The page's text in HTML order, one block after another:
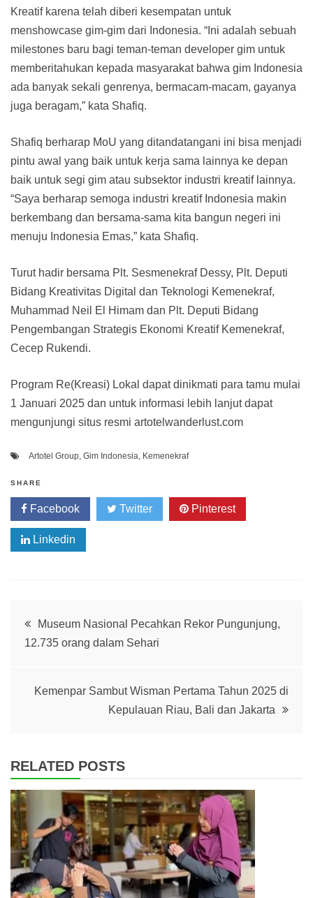
Kreatif karena telah diberi kesempatan untuk
menshowcase gim-gim dari Indonesia. “Ini adalah sebuah
milestones baru bagi teman-teman developer gim untuk
memberitahukan kepada masyarakat bahwa gim Indonesia
ada banyak sekali genrenya, bermacam-macam, gayanya
juga beragam,” kata Shafiq.
Shafiq berharap MoU yang ditandatangani ini bisa menjadi
pintu awal yang baik untuk kerja sama lainnya ke depan
baik untuk segi gim atau subsektor industri kreatif lainnya.
“Saya berharap semoga industri kreatif Indonesia makin
berkembang dan bersama-sama kita bangun negeri ini
menuju Indonesia Emas,” kata Shafiq.
Turut hadir bersama Plt. Sesmenekraf Dessy, Plt. Deputi
Bidang Kreativitas Digital dan Teknologi Kemenekraf,
Muhammad Neil El Himam dan Plt. Deputi Bidang
Pengembangan Strategis Ekonomi Kreatif Kemenekraf,
Cecep Rukendi.
Program Re(Kreasi) Lokal dapat dinikmati para tamu mulai
1 Januari 2025 dan untuk informasi lebih lanjut dapat
mengunjungi situs resmi artotelwanderlust.com
Artotel Group, Gim Indonesia, Kemenekraf
SHARE
Facebook Twitter Pinterest
Linkedin
Post
navigation
Museum Nasional Pecahkan Rekor Pungunjung,
12.735 orang dalam Sehari
Kemenpar Sambut Wisman Pertama Tahun 2025 di
Kepulauan Riau, Bali dan Jakarta
RELATED POSTS